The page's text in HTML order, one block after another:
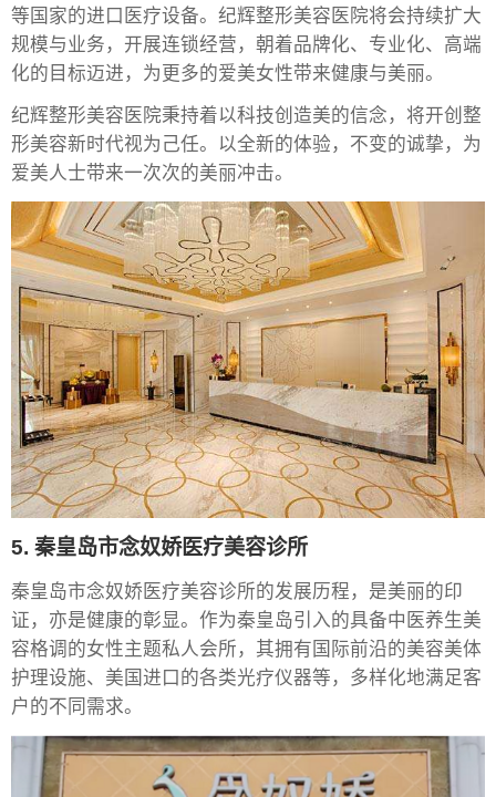
等国家的进口医疗设备。纪辉整形美容医院将会持续扩大
规模与业务，开展连锁经营，朝着品牌化、专业化、高端
化的目标迈进，为更多的爱美女性带来健康与美丽。
纪辉整形美容医院秉持着以科技创造美的信念，将开创整
形美容新时代视为己任。以全新的体验，不变的诚挚，为
爱美人士带来一次次的美丽冲击。
5. 秦皇岛市念奴娇医疗美容诊所
秦皇岛市念奴娇医疗美容诊所的发展历程，是美丽的印
证，亦是健康的彰显。作为秦皇岛引入的具备中医养生美
容格调的女性主题私人会所，其拥有国际前沿的美容美体
护理设施、美国进口的各类光疗仪器等，多样化地满足客
户的不同需求。